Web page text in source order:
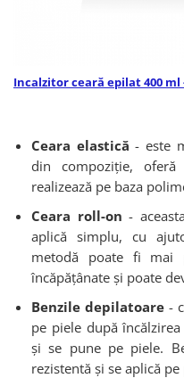
Incalzitor ceară epilat 400 ml -
Ceara elastică - este
din compoziție,
realizează pe baza
Ceara roll-on -
aplică simplu, cu
metodă poate fi mai
încăpățânate și poate
Benzile depilatoare -
pe piele după
și se pune pe piele.
rezistentă și se aplică